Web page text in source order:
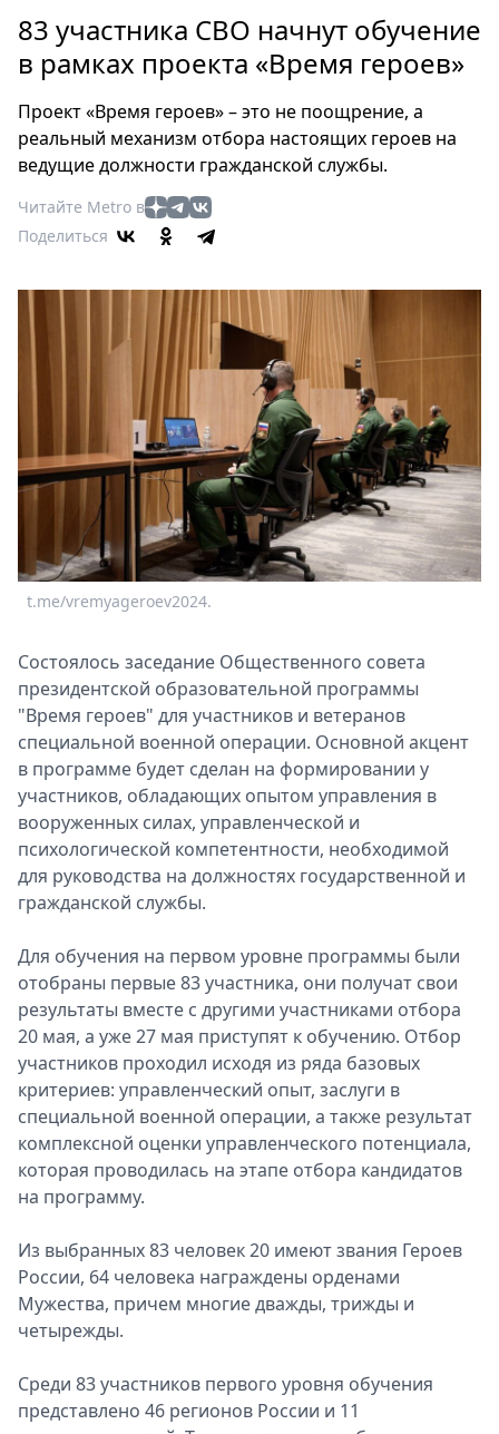
Россия
Мир
Еда
Туризм
Театр
Кино
Книги
Выставки
Пресс-
релизы
О
Metro
Стримы
Спецпроекты
Звезды
Выборы
2026
Metro
83 участника СВО начнут обучение
в рамках проекта «Время героев»
Проект «Время героев» – это не поощрение, а
реальный механизм отбора настоящих героев на
ведущие должности гражданской службы.
Читайте Metro в
Поделиться
t.me/vremyageroev2024.
Состоялось заседание Общественного совета
президентской образовательной программы
"Время героев" для участников и ветеранов
специальной военной операции. Основной акцент
в программе будет сделан на формировании у
участников, обладающих опытом управления в
вооруженных силах, управленческой и
психологической компетентности, необходимой
для руководства на должностях государственной и
гражданской службы.
Для обучения на первом уровне программы были
отобраны первые 83 участника, они получат свои
результаты вместе с другими участниками отбора
20 мая, а уже 27 мая приступят к обучению. Отбор
участников проходил исходя из ряда базовых
критериев: управленческий опыт, заслуги в
специальной военной операции, а также результат
комплексной оценки управленческого потенциала,
которая проводилась на этапе отбора кандидатов
на программу.
Из выбранных 83 человек 20 имеют звания Героев
России, 64 человека награждены орденами
Мужества, причем многие дважды, трижды и
четырежды.
Среди 83 участников первого уровня обучения
представлено 46 регионов России и 11